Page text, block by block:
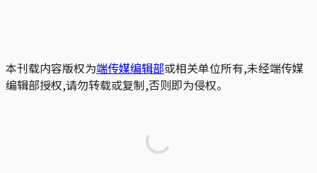
本刊载内容版权为端传媒编辑部或相关单位所有,未经端传媒
编辑部授权,请勿转载或复制,否则即为侵权。